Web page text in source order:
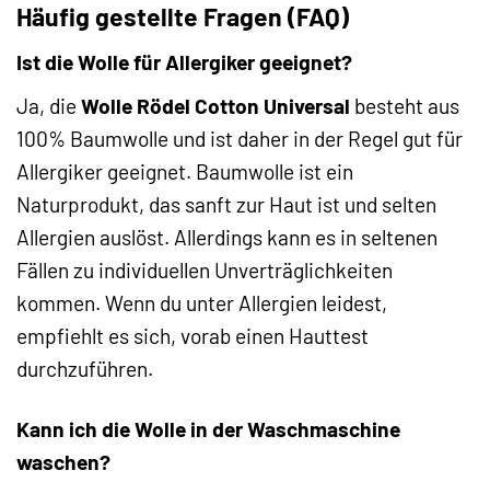
Häufig gestellte Fragen (FAQ)
Ist die Wolle für Allergiker geeignet?
Ja, die Wolle Rödel Cotton Universal besteht aus
100% Baumwolle und ist daher in der Regel gut für
Allergiker geeignet. Baumwolle ist ein
Naturprodukt, das sanft zur Haut ist und selten
Allergien auslöst. Allerdings kann es in seltenen
Fällen zu individuellen Unverträglichkeiten
kommen. Wenn du unter Allergien leidest,
empfiehlt es sich, vorab einen Hauttest
durchzuführen.
Kann ich die Wolle in der Waschmaschine
waschen?